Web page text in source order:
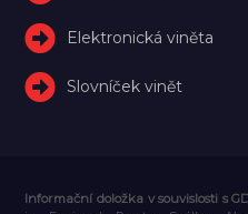
Elektronická viněta
Slovníček vinět
Informační doložka v souvislosti s